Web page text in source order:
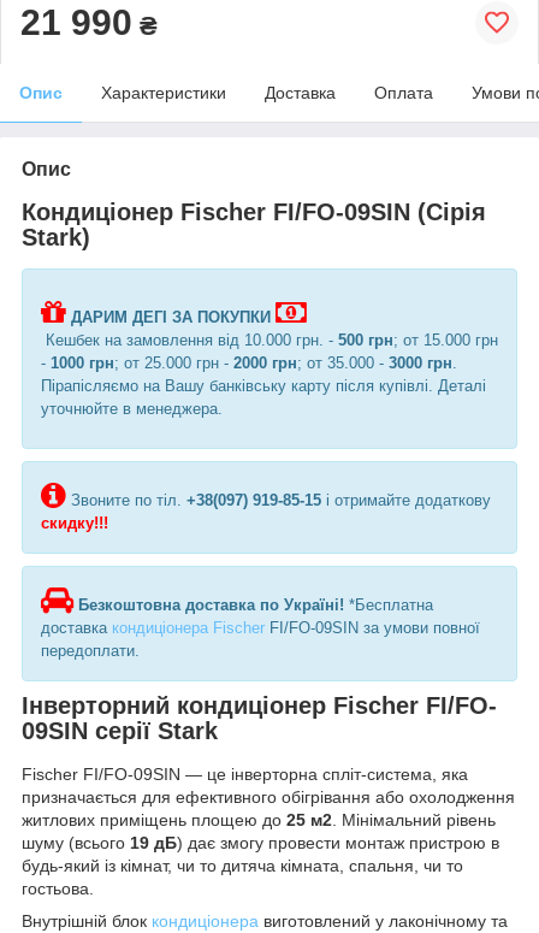
21 990 ₴
Опис Характеристики Доставка Оплата Умови
Опис
Кондиціонер Fischer FI/FO-09SIN (Сірія
Stark)
ДАРИМ ДЕГІ ЗА ПОКУПКИ
Кешбек на замовлення від 10.000 грн. - 500 грн; от 15.000 грн
- 1000 грн; от 25.000 грн - 2000 грн; от 35.000 - 3000 грн.
Пірапісляємо на Вашу банківську карту після купівлі. Деталі
уточнюйте в менеджера.
Звоните по тіл. +38(097) 919-85-15 і отримайте додаткову
скидку!!!
Безкоштовна доставка по Україні! *Бесплатна
доставка кондиціонера Fischer FI/FO-09SIN за умови повної
передоплати.
Інверторний кондиціонер Fischer FI/FO-
09SIN серії Stark
Fischer FI/FO-09SIN — це інверторна спліт-система, яка
призначається для ефективного обігрівання або охолодження
житлових приміщень площею до 25 м2 . Мінімальний рівень
шуму (всього 19 дБ) дає змогу провести монтаж пристрою в
будь-який із кімнат, чи то дитяча кімната, спальня, чи то
гостьова.
Внутрішній блок кондиціонера виготовлений у лаконічному та